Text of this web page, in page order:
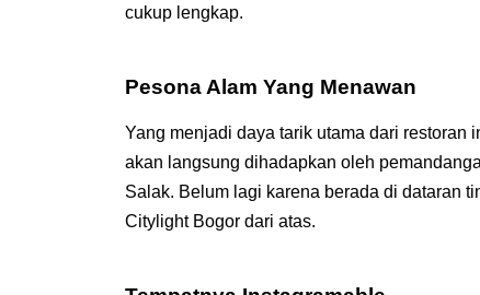
cukup lengkap.
Pesona Alam Yang Menawan
Yang menjadi daya tarik utama dari restoran
akan langsung dihadapkan oleh
Salak. Belum lagi karena berada di dataran
Citylight Bogor dari atas.